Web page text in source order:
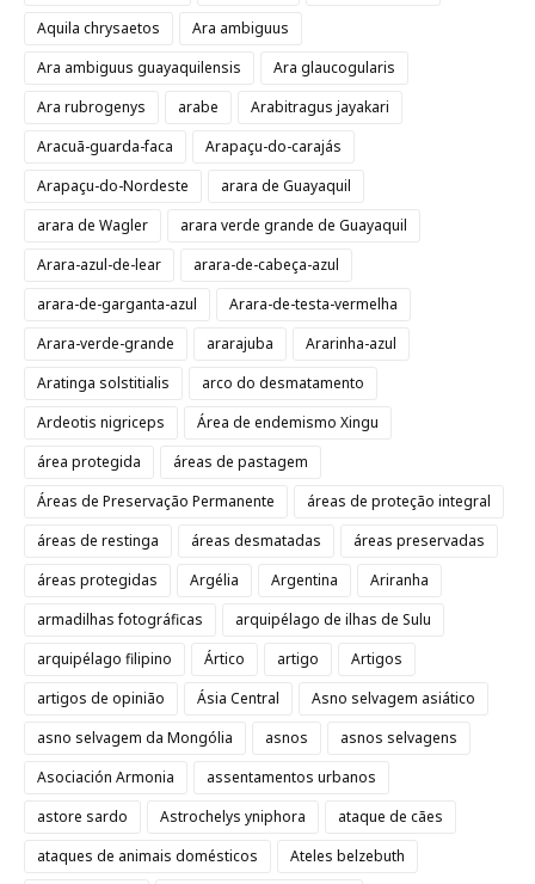
Aquila chrysaetos
Ara ambiguus
Ara ambiguus guayaquilensis
Ara glaucogularis
Ara rubrogenys
arabe
Arabitragus jayakari
Aracuã-guarda-faca
Arapaçu-do-carajás
Arapaçu-do-Nordeste
arara de Guayaquil
arara de Wagler
arara verde grande de Guayaquil
Arara-azul-de-lear
arara-de-cabeça-azul
arara-de-garganta-azul
Arara-de-testa-vermelha
Arara-verde-grande
ararajuba
Ararinha-azul
Aratinga solstitialis
arco do desmatamento
Ardeotis nigriceps
Área de endemismo Xingu
área protegida
áreas de pastagem
Áreas de Preservação Permanente
áreas de proteção integral
áreas de restinga
áreas desmatadas
áreas preservadas
áreas protegidas
Argélia Argentina
Ariranha
armadilhas fotográficas
arquipélago de ilhas de Sulu
arquipélago filipino
Ártico artigo
Artigos
artigos de opinião
Ásia Central
Asno selvagem asiático
asno selvagem da Mongólia
asnos
asnos selvagens
Asociación Armonia
assentamentos urbanos
astore sardo
Astrochelys yniphora
ataque de cães
ataques de animais domésticos
Ateles belzebuth